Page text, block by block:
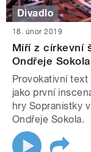
Divadlo
18. únor 2019
Míří z církevní
Ondřeje
Provokativní text
jako první
hry Sopranistky
Ondřeje Sokola.